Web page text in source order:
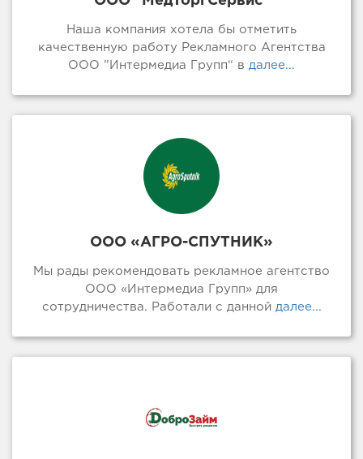
Наша компания хотела бы отметить
качественную работу Рекламного Агентства
ООО ”Интермедиа Групп“ в далее...
ООО «АГРО-СПУТНИК»
Мы рады рекомендовать рекламное агентство
ООО «Интермедиа Групп» для
сотрудничества. Работали с даннойдалее...